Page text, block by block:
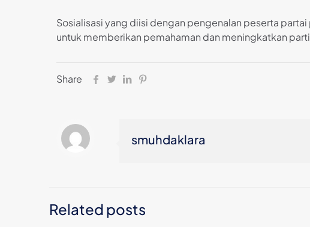
Sosialisasi yang diisi dengan pengenalan peserta
untuk memberikan pemahaman dan meningkatkan
Share
smuhdaklara
Related posts